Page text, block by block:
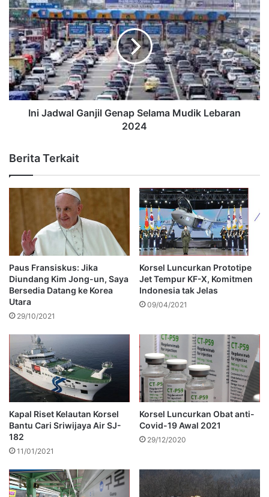
Ini Jadwal Ganjil Genap Selama Mudik Lebaran
2024
Berita Terkait
Paus Fransiskus: Jika
Diundang Kim Jong-un, Saya
Bersedia Datang ke Korea
Utara
29/10/2021
Korsel Luncurkan Prototipe
Jet Tempur KF-X, Komitmen
Indonesia tak Jelas
09/04/2021
Kapal Riset Kelautan Korsel
Bantu Cari Sriwijaya Air SJ-
182
11/01/2021
Korsel Luncurkan Obat anti-
Covid-19 Awal 2021
29/12/2020